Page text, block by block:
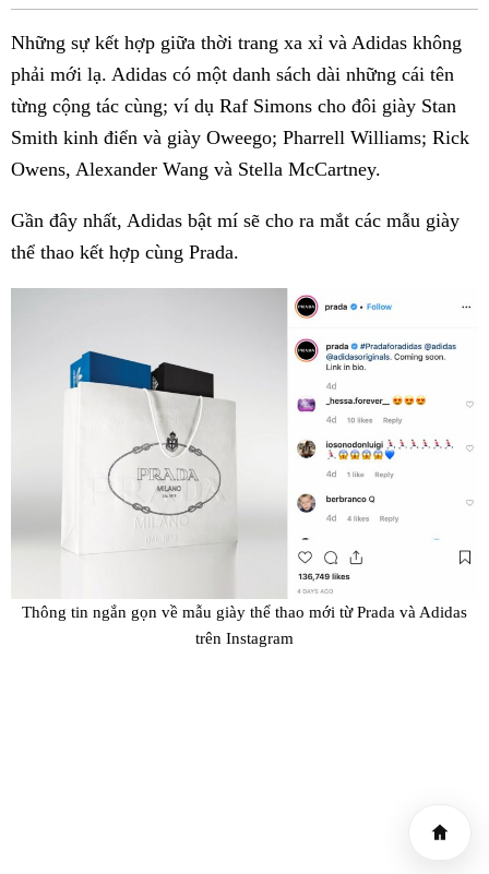
Những sự kết hợp giữa thời trang xa xỉ và Adidas không
phải mới lạ. Adidas có một danh sách dài những cái tên
từng cộng tác cùng; ví dụ Raf Simons cho đôi giày Stan
Smith kinh điển và giày Oweego; Pharrell Williams; Rick
Owens, Alexander Wang và Stella McCartney.
Gần đây nhất, Adidas bật mí sẽ cho ra mắt các mẫu giày
thể thao kết hợp cùng Prada.
Thông tin ngắn gọn về mẫu giày thể thao mới từ Prada và Adidas
trên Instagram